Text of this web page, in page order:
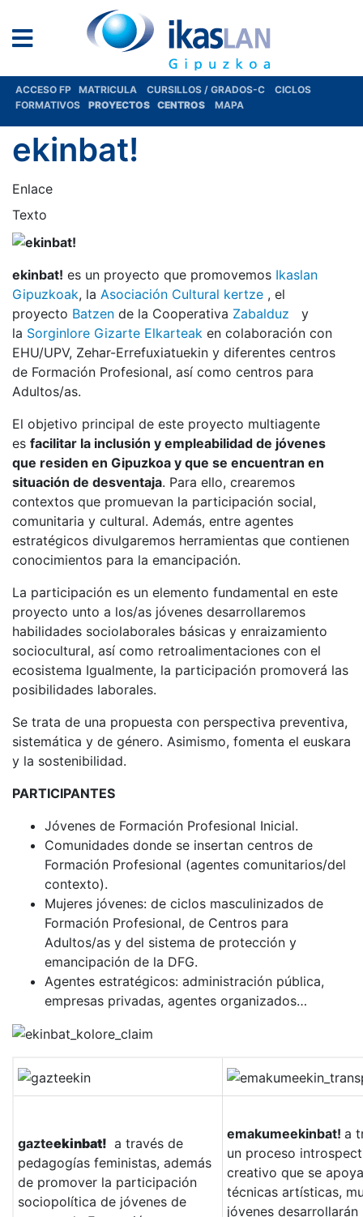
ACCESO FP MATRICULA CURSILLOS / GRADOS-C
CICLOS
FORMATIVOS
PROYECTOS CENTROS MAPA
ekinbat!
Enlace
Texto
ekinbat! es un proyecto que promovemos Ikaslan
Gipuzkoak, la Asociación Cultural kertze , el
proyecto Batzen de la Cooperativa Zabalduz
y
la Sorginlore Gizarte Elkarteak en colaboración con
EHU/UPV, Zehar-Errefuxiatuekin y diferentes centros
de Formación Profesional, así como centros para
Adultos/as.
El objetivo principal de este proyecto multiagente
es facilitar la inclusión y empleabilidad de jóvenes
que residen en Gipuzkoa y que se encuentran en
situación de desventaja. Para ello, crearemos
contextos que promuevan la participación social,
comunitaria y cultural. Además, entre agentes
estratégicos divulgaremos herramientas que contienen
conocimientos para la emancipación.
La participación es un elemento fundamental en este
proyecto unto a los/as jóvenes desarrollaremos
habilidades sociolaborales básicas y enraizamiento
sociocultural, así como retroalimentaciones con el
ecosistema Igualmente, la participación promoverá las
posibilidades laborales.
Se trata de una propuesta con perspectiva preventiva,
sistemática y de género. Asimismo, fomenta el euskara
y la sostenibilidad.
PARTICIPANTES
Jóvenes de Formación Profesional Inicial.
Comunidades donde se insertan centros de
Formación Profesional (agentes comunitarios/del
contexto).
Mujeres jóvenes: de ciclos masculinizados de
Formación Profesional, de Centros para
Adultos/as y del sistema de protección y
emancipación de la DFG.
Agentes estratégicos: administración pública,
empresas privadas, agentes organizados…
gazteekinbat! a través de
pedagogías feministas, además
de promover la participación
sociopolítica de jóvenes de
emakumeekinbat! a
un proceso
creativo que se
técnicas artísticas,
jóvenes desarrollarán